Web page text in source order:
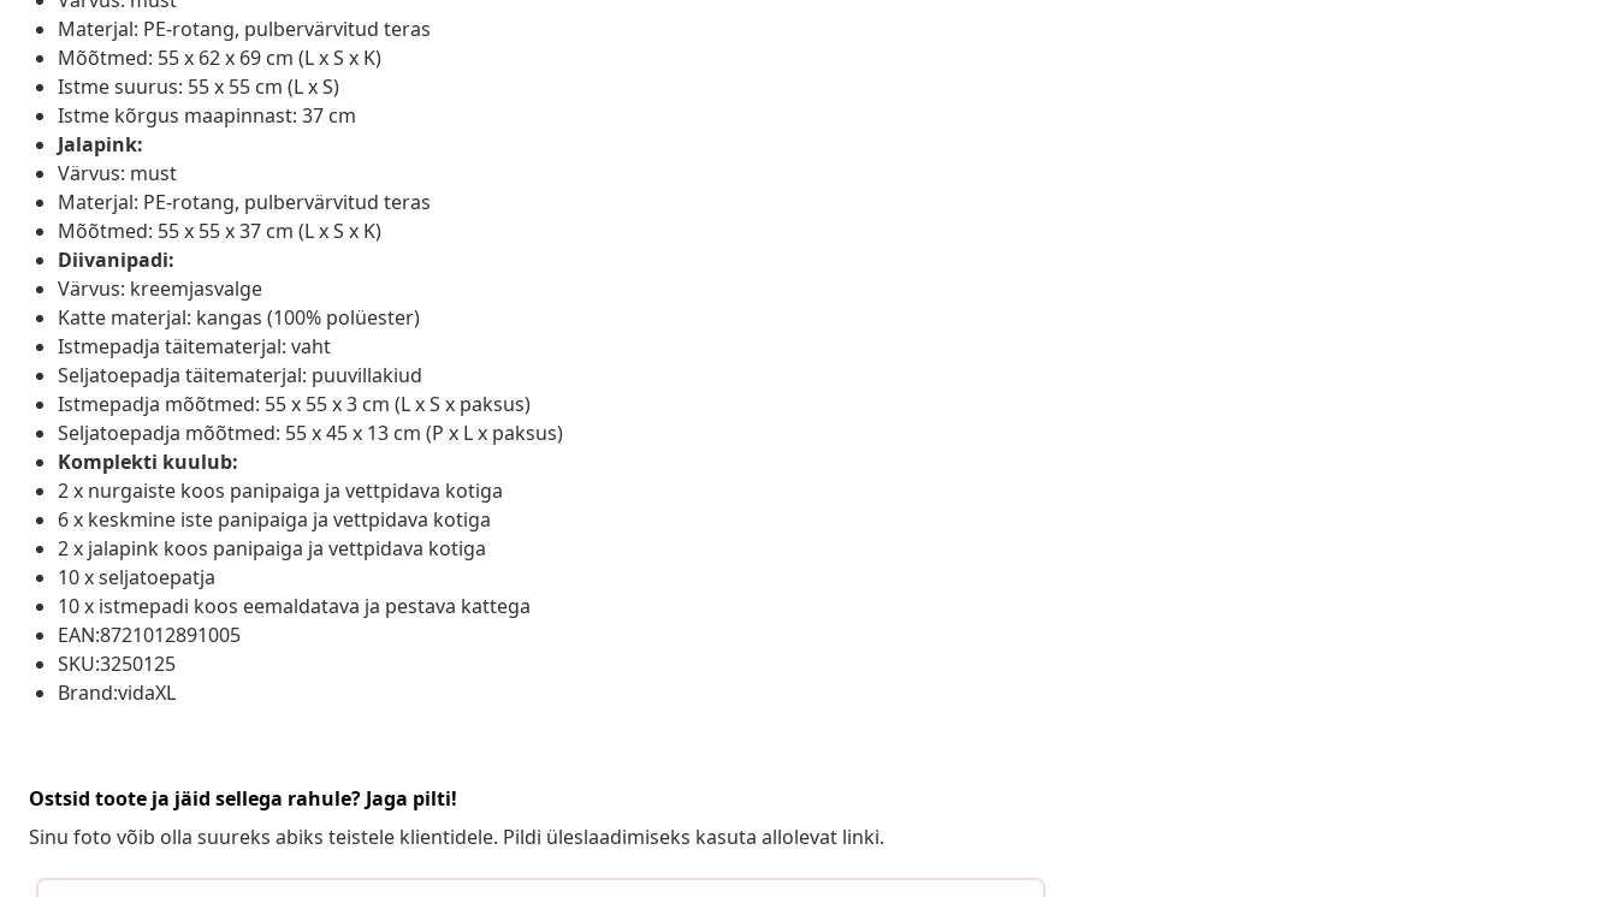
Materjal: PE-rotang, pulbervärvitud teras
Mõõtmed: 55 x 62 x 69 cm (L x S x K)
Istme suurus: 55 x 55 cm (L x S)
Istme kõrgus maapinnast: 37 cm
Jalapink:
Värvus: must
Materjal: PE-rotang, pulbervärvitud teras
Mõõtmed: 55 x 55 x 37 cm (L x S x K)
Diivanipadi:
Värvus: kreemjasvalge
Katte materjal: kangas (100% polüester)
Istmepadja täitematerjal: vaht
Seljatoepadja täitematerjal: puuvillakiud
Istmepadja mõõtmed: 55 x 55 x 3 cm (L x S x paksus)
Seljatoepadja mõõtmed: 55 x 45 x 13 cm (P x L x paksus)
Komplekti kuulub:
2 x nurgaiste koos panipaiga ja vettpidava kotiga
6 x keskmine iste panipaiga ja vettpidava kotiga
2 x jalapink koos panipaiga ja vettpidava kotiga
10 x seljatoepatja
10 x istmepadi koos eemaldatava ja pestava kattega
EAN:8721012891005
SKU:3250125
Brand:vidaXL
Ostsid toote ja jäid sellega rahule? Jaga pilti!
Sinu foto võib olla suureks abiks teistele klientidele. Pildi üleslaadimiseks kasuta allolevat linki.